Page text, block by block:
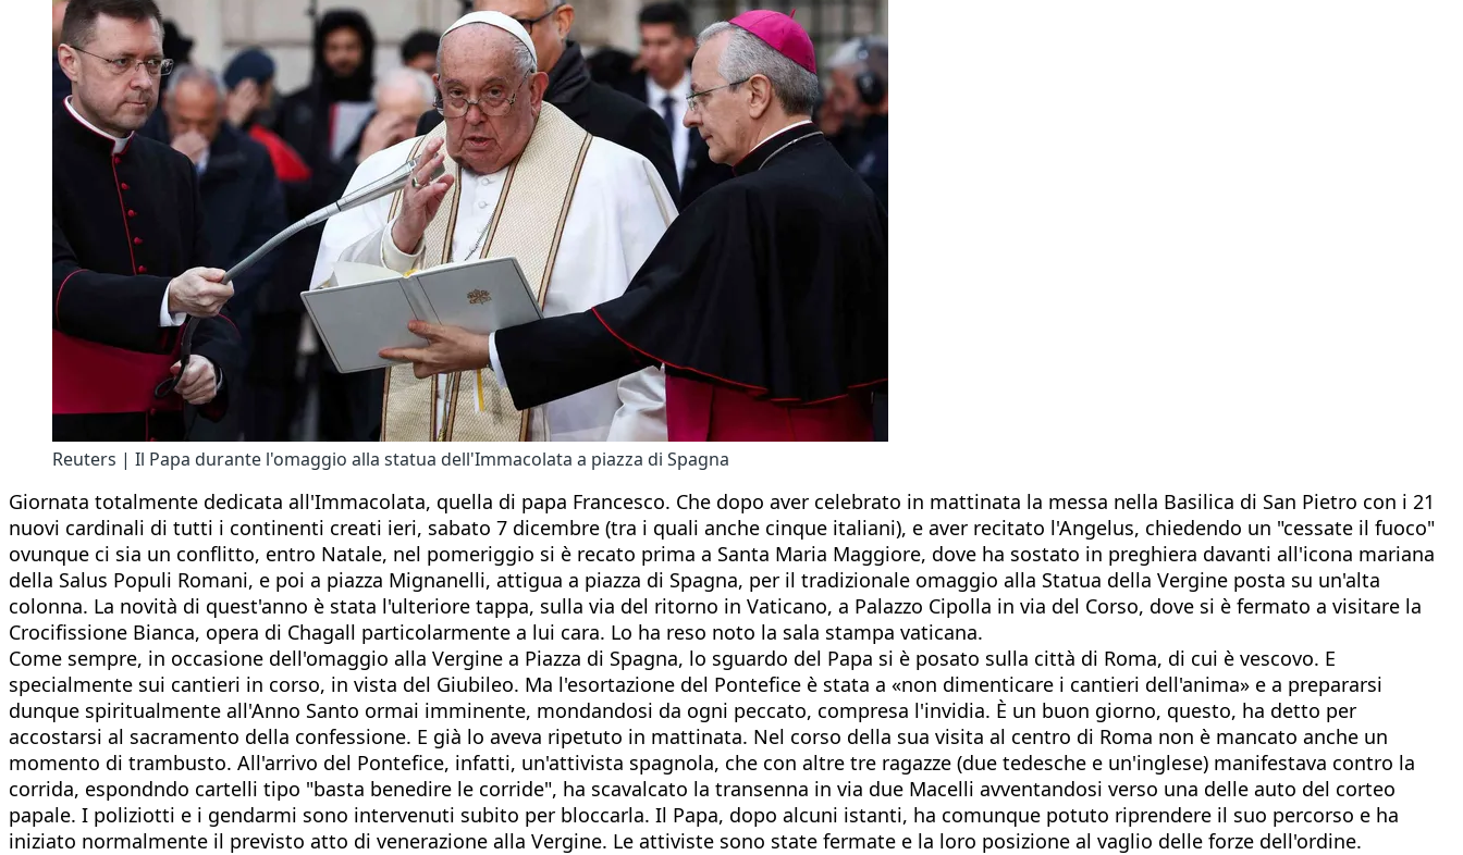
Reuters | Il Papa durante l'omaggio alla statua dell'Immacolata a piazza di Spagna
Giornata totalmente dedicata all'Immacolata, quella di papa Francesco. Che dopo aver celebrato in mattinata la messa nella Basilica di San Pietro con i 21
nuovi cardinali di tutti i continenti creati ieri, sabato 7 dicembre (tra i quali anche cinque italiani), e aver recitato l'Angelus, chiedendo un "cessate il fuoco"
ovunque ci sia un conflitto, entro Natale, nel pomeriggio si è recato prima a Santa Maria Maggiore, dove ha sostato in preghiera davanti all'icona mariana
della Salus Populi Romani, e poi a piazza Mignanelli, attigua a piazza di Spagna, per il tradizionale omaggio alla Statua della Vergine posta su un'alta
colonna. La novità di quest'anno è stata l'ulteriore tappa, sulla via del ritorno in Vaticano, a Palazzo Cipolla in via del Corso, dove si è fermato a visitare la
Crocifissione Bianca, opera di Chagall particolarmente a lui cara. Lo ha reso noto la sala stampa vaticana.
Come sempre, in occasione dell'omaggio alla Vergine a Piazza di Spagna, lo sguardo del Papa si è posato sulla città di Roma, di cui è vescovo. E
specialmente sui cantieri in corso, in vista del Giubileo. Ma l'esortazione del Pontefice è stata a «non dimenticare i cantieri dell'anima» e a prepararsi
dunque spiritualmente all'Anno Santo ormai imminente, mondandosi da ogni peccato, compresa l'invidia. È un buon giorno, questo, ha detto per
accostarsi al sacramento della confessione. E già lo aveva ripetuto in mattinata. Nel corso della sua visita al centro di Roma non è mancato anche un
momento di trambusto. All'arrivo del Pontefice, infatti, un'attivista spagnola, che con altre tre ragazze (due tedesche e un'inglese) manifestava contro la
corrida, espondndo cartelli tipo "basta benedire le corride", ha scavalcato la transenna in via due Macelli avventandosi verso una delle auto del corteo
papale. I poliziotti e i gendarmi sono intervenuti subito per bloccarla. Il Papa, dopo alcuni istanti, ha comunque potuto riprendere il suo percorso e ha
iniziato normalmente il previsto atto di venerazione alla Vergine. Le attiviste sono state fermate e la loro posizione al vaglio delle forze dell'ordine.